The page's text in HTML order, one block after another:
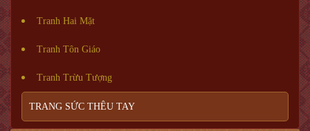
Tranh Hai Mặt
Tranh Tôn Giáo
Tranh Trừu Tượng
TRANG SỨC THÊU TAY